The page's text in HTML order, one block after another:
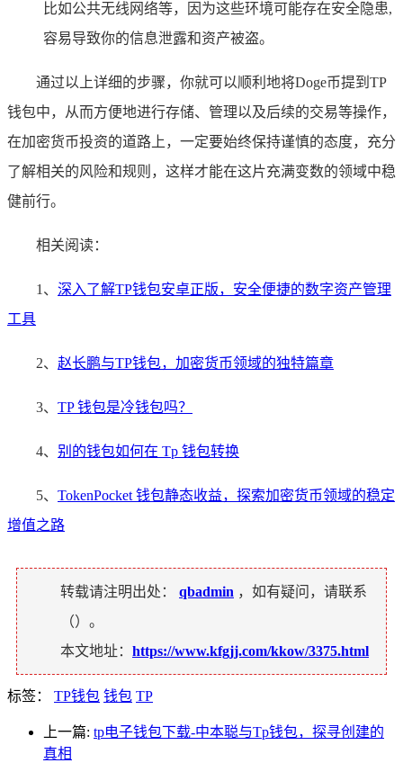
比如公共无线网络等，因为这些环境可能存在安全隐患,
容易导致你的信息泄露和资产被盗。
通过以上详细的步骤，你就可以顺利地将Doge币提到TP
钱包中，从而方便地进行存储、管理以及后续的交易等操作，
在加密货币投资的道路上，一定要始终保持谨慎的态度，充分
了解相关的风险和规则，这样才能在这片充满变数的领域中稳
健前行。
相关阅读：
1、 深入了解TP钱包安卓正版，安全便捷的数字资产管理
工具
2、 赵长鹏与TP钱包，加密货币领域的独特篇章
3、 TP 钱包是冷钱包吗？
4、 别的钱包如何在 Tp 钱包转换
5、 TokenPocket 钱包静态收益，探索加密货币领域的稳定
增值之路
转载请注明出处： qbadmin ，如有疑问，请联系
（）。
本文地址： https://www.kfgjj.com/kkow/3375.html
标签： TP钱包 钱包 TP
上一篇: tp电子钱包下载-中本聪与Tp钱包，探寻创建的
真相